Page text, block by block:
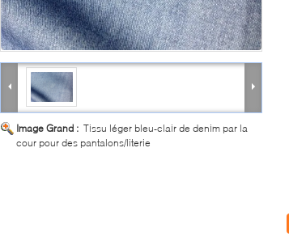
Image Grand : Tissu léger bleu-clair de denim par la
cour pour des pantalons/literie